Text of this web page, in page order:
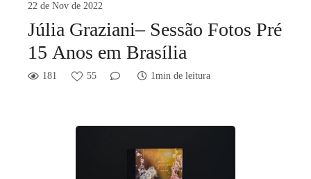
22 de Nov de 2022
Júlia Graziani– Sessão Fotos Pré
15 Anos em Brasília
181 55 1min de leitura